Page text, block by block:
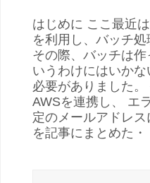
はじめに ここ最近
を利用し、バッチ処
その際、バッチは
いうわけにはいか
必要がありました
AWSを連携し、 エ
定のメールアドレ
を記事にまとめた・